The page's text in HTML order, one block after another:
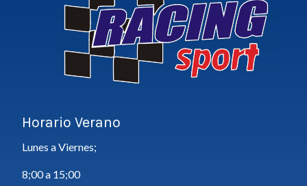
Horario Verano
Lunes a Viernes;
8;00 a 15;00